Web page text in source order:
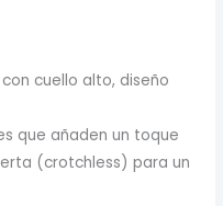
cuello alto, diseño
que añaden un toque
(crotchless) para un